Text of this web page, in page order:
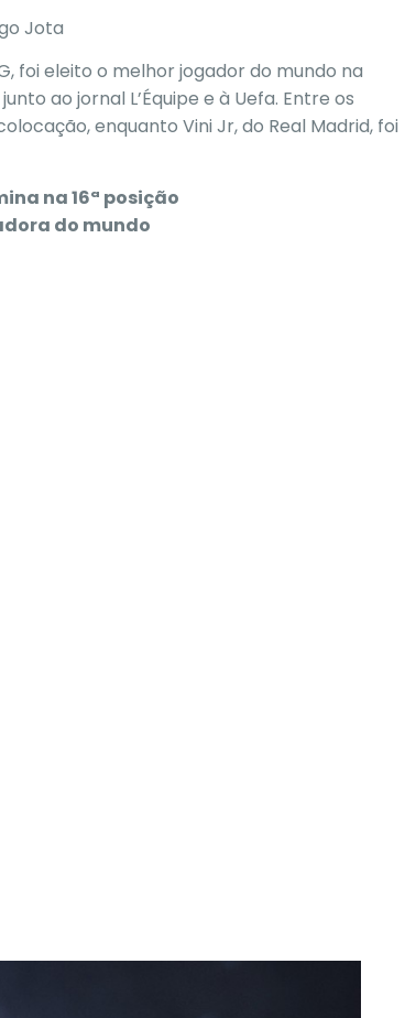
Jota
foi eleito o melhor jogador do mundo na
ao jornal L’Équipe e à Uefa. Entre os
enquanto Vini Jr, do Real Madrid, foi
na 16ª posição
do mundo